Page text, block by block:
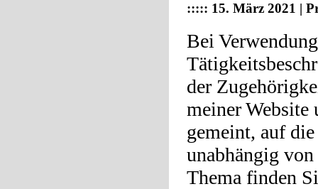
::::: 15. März 2021 |
Bei
der
meiner
gemeint, auf
unabhängig
Thema finden